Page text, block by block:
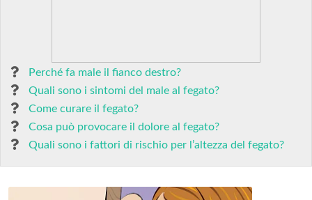
Perché fa male il fianco destro?
Quali sono i sintomi del male al fegato?
Come curare il fegato?
Cosa può provocare il dolore al fegato?
Quali sono i fattori di rischio per l’altezza del fegato?